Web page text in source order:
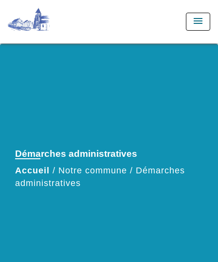
menu
Démarches administratives
Accueil / Notre commune / Démarches
administratives